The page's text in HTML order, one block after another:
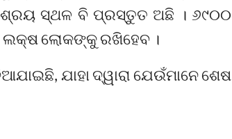
ସ୍ଥଳ ବି ପ୍ରସ୍ତୁତ ଅଛି । ୬୯୦୦
ଲୋକଙ୍କୁ ରଖିହେବ ।
ଯାହା ଦ୍ୱାରା ଯେଉଁମାନେ ଶେଷ